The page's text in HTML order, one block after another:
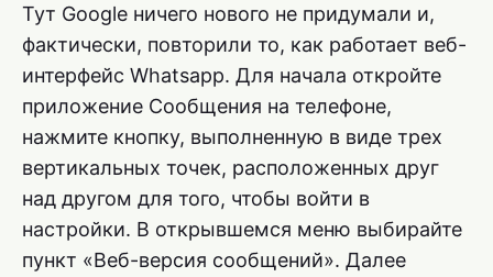
Тут Google ничего нового не придумали и,
фактически, повторили то, как работает веб-
интерфейс Whatsapp. Для начала откройте
приложение Сообщения на телефоне,
нажмите кнопку, выполненную в виде трех
вертикальных точек, расположенных друг
над другом для того, чтобы войти в
настройки. В открывшемся меню выбирайте
пункт «Веб-версия сообщений». Далее